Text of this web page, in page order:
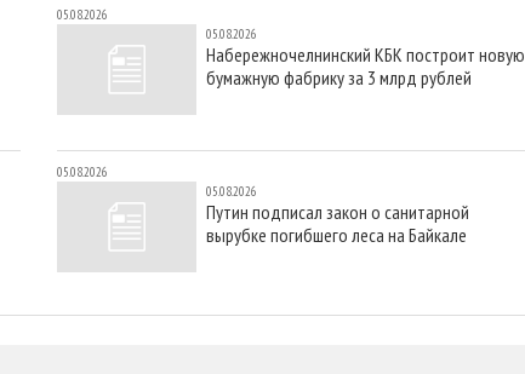
05.08.2026
05.08.2026
Набережночелнинский КБК построит новую
бумажную фабрику за 3 млрд рублей
05.08.2026
05.08.2026
Путин подписал закон о санитарной
вырубке погибшего леса на Байкале